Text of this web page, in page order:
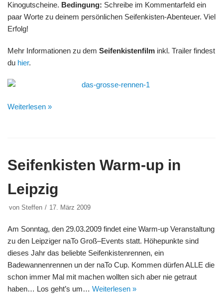
Kinogutscheine. Bedingung: Schreibe im Kommentarfeld ein
paar Worte zu deinem persönlichen Seifenkisten-Abenteuer. Viel
Erfolg!
Mehr Informationen zu dem Seifenkistenfilm inkl. Trailer findest
du hier.
Weiterlesen »
Seifenkisten Warm-up in
Leipzig
von Steffen 17. März 2009
Am Sonntag, den 29.03.2009 findet eine Warm-up Veranstaltung
zu den Leipziger naTo Groß–Events statt. Höhepunkte sind
dieses Jahr das beliebte Seifenkistenrennen, ein
Badewannenrennen un der naTo Cup. Kommen dürfen ALLE die
schon immer Mal mit machen wollten sich aber nie getraut
haben… Los geht’s um… Weiterlesen »